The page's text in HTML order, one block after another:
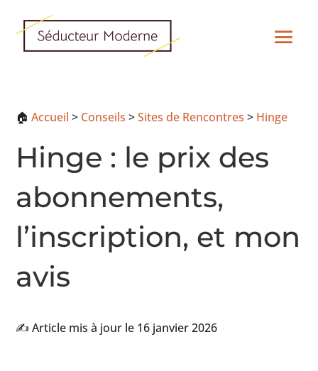
🏠Accueil > Conseils >Sites de Rencontres > Hinge
Hinge : le prix des
abonnements,
l’inscription, et mon
avis
✍️ Article mis à jour le 16 janvier 2026